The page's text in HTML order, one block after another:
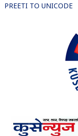
PREETI TO UNICODE